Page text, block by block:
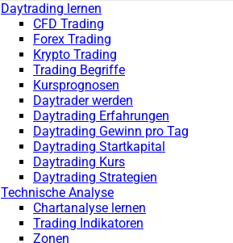
Daytrading lernen
CFD Trading
Forex Trading
Krypto Trading
Trading Begriffe
Kursprognosen
Daytrader werden
Daytrading Erfahrungen
Daytrading Gewinn pro Tag
Daytrading Startkapital
Daytrading Kurs
Daytrading Strategien
Technische Analyse
Chartanalyse lernen
Trading Indikatoren
Zonen